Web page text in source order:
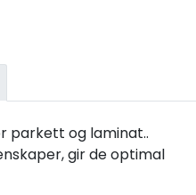
parkett og laminat..
gir de optimal